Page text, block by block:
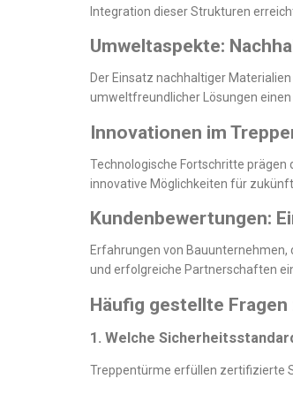
Integration dieser Strukturen
Umweltaspekte:
Der Einsatz nachhaltiger
umweltfreundlicher Lösungen
Innovationen im
Technologische Fortschritte
innovative Möglichkeiten für
Kundenbewertungen:
Erfahrungen von
und erfolgreiche Partnerschaften
Häufig gestellte
1. Welche
Treppentürme erfüllen zertifizierte